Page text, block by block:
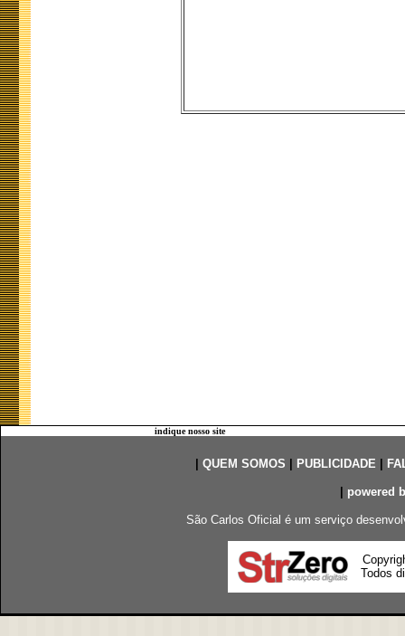
indique nosso site
QUEM SOMOS PUBLICIDADE|
powered
São Carlos Oficial é um serviço
Todos